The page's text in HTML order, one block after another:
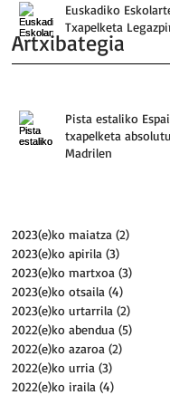
Euskadiko
Txapelketa
Pista estaliko
txapelketa
Madrilen
Artxibategia
2023(e)ko maiatza (2)
2023(e)ko apirila (3)
2023(e)ko martxoa (3)
2023(e)ko otsaila (4)
2023(e)ko urtarrila (2)
2022(e)ko abendua (5)
2022(e)ko azaroa (2)
2022(e)ko urria (3)
2022(e)ko iraila (4)